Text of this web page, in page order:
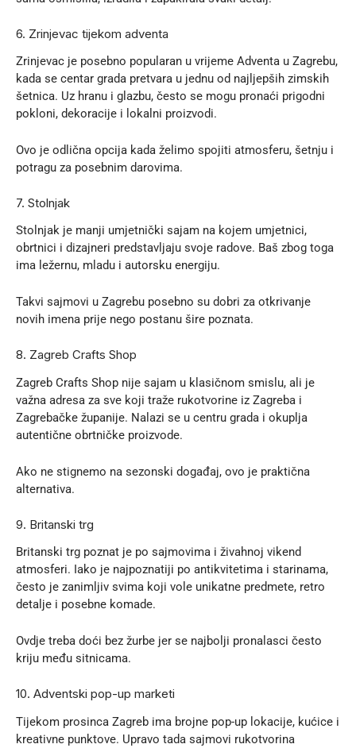
6. Zrinjevac tijekom adventa
Zrinjevac je posebno popularan u vrijeme Adventa u Zagrebu,
kada se centar grada pretvara u jednu od najljepših zimskih
šetnica. Uz hranu i glazbu, često se mogu pronaći prigodni
pokloni, dekoracije i lokalni proizvodi.
Ovo je odlična opcija kada želimo spojiti atmosferu, šetnju i
potragu za posebnim darovima.
7. Stolnjak
Stolnjak je manji umjetnički sajam na kojem umjetnici,
obrtnici i dizajneri predstavljaju svoje radove. Baš zbog toga
ima ležernu, mladu i autorsku energiju.
Takvi sajmovi u Zagrebu posebno su dobri za otkrivanje
novih imena prije nego postanu šire poznata.
8. Zagreb Crafts Shop
Zagreb Crafts Shop nije sajam u klasičnom smislu, ali je
važna adresa za sve koji traže rukotvorine iz Zagreba i
Zagrebačke županije. Nalazi se u centru grada i okuplja
autentične obrtničke proizvode.
Ako ne stignemo na sezonski događaj, ovo je praktična
alternativa.
9. Britanski trg
Britanski trg poznat je po sajmovima i živahnoj vikend
atmosferi. Iako je najpoznatiji po antikvitetima i starinama,
često je zanimljiv svima koji vole unikatne predmete, retro
detalje i posebne komade.
Ovdje treba doći bez žurbe jer se najbolji pronalasci često
kriju među sitnicama.
10. Adventski pop-up marketi
Tijekom prosinca Zagreb ima brojne pop-up lokacije, kućice i
kreativne punktove. Upravo tada sajmovi rukotvorina